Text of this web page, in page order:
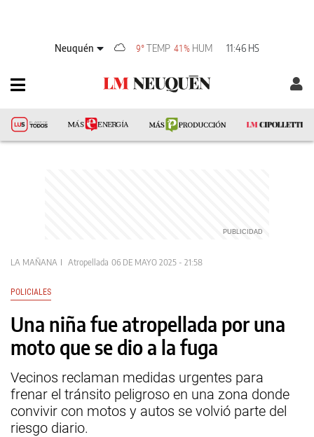
Neuquén 9°TEMP 41% HUM 11:46 HS
LA MAÑANA Atropellada 06 DE MAYO 2025 - 21:58
POLICIALES
Una niña fue atropellada por una
moto que se dio a la fuga
Vecinos reclaman medidas urgentes para
frenar el tránsito peligroso en una zona donde
convivir con motos y autos se volvió parte del
riesgo diario.